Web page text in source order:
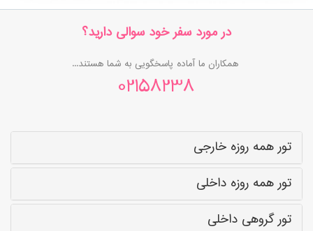
در مورد سفر خود سوالی دارید؟
همکاران ما آماده پاسخگویی به شما هستند...
02158238
تور همه روزه خارجی
تور همه روزه داخلی
تور گروهی داخلی